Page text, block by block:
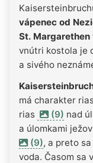
vápenec od
St. Margarethen
vnútri kostola je
a sivého
má charakter
rias
(9) nad
a úlomkami
(9), a preto
voda. Časom sa